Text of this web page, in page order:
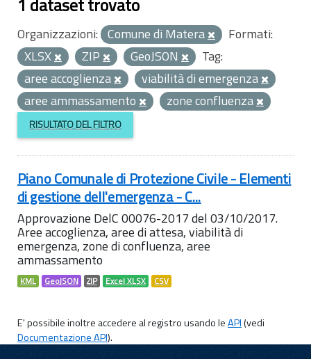
Organizzazioni: Comune di Matera
Formati:
XLSX
ZIP GeoJSON
Tag:
aree accoglienza
viabilità di emergenza
aree ammassamento
zone confluenza
RISULTATO DEL FILTRO
Piano Comunale di Protezione Civile - Elementi
di gestione dell'emergenza - C...
Approvazione DelC 00076-2017 del 03/10/2017.
Aree accoglienza, aree di attesa, viabilità di
emergenza, zone di confluenza, aree
ammassamento
KML GeoJSON ZIP Excel XLSX CSV
E' possibile inoltre accedere al registro usando leAPI(vedi
Documentazione API).